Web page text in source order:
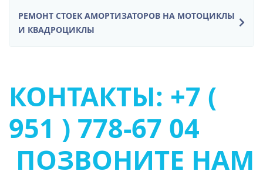
РЕМОНТ СТОЕК АМОРТИЗАТОРОВ НА МОТОЦИКЛЫ
И КВАДРОЦИКЛЫ
КОНТАКТЫ: +7 (
951 ) 778-67 04
ПОЗВОНИТЕ НАМ